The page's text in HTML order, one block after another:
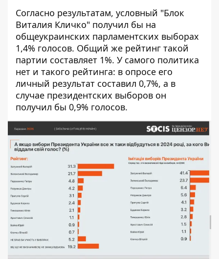
Согласно результатам, условный "Блок
Виталия Кличко" получил бы на
общеукраинских парламентских выборах
1,4% голосов. Общий же рейтинг такой
партии составляет 1%. У самого политика
нет и такого рейтинга: в опросе его
личный результат составил 0,7%, а в
случае президентских выборов он
получил бы 0,9% голосов.